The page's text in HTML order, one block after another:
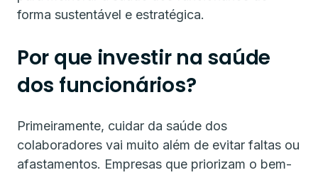
forma sustentável e estratégica.
Por que investir na saúde
dos funcionários?
Primeiramente, cuidar da saúde dos
colaboradores vai muito além de evitar faltas ou
afastamentos. Empresas que priorizam o bem-